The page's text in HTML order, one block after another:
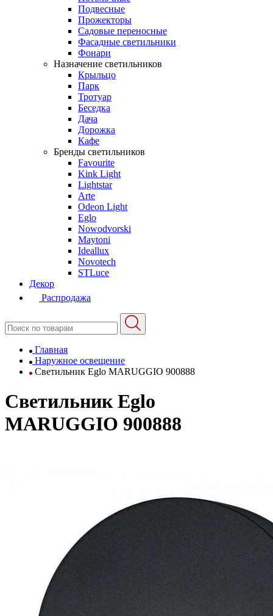
Подвесные
Прожекторы
Садовые переносные
Фасадные светильники
Фонари
Назначение светильников
Крыльцо
Парк
Тротуар
Беседка
Дача
Дорожка
Кафе
Бренды светильников
Favourite
Kink Light
Lightstar
Arte
Odeon Light
Eglo
Nowodvorski
Maytoni
Ideallux
Novotech
STLuce
Декор
Распродажа
Главная
Наружное освещение
Светильник Eglo MARUGGIO 900888
Светильник Eglo
MARUGGIO 900888